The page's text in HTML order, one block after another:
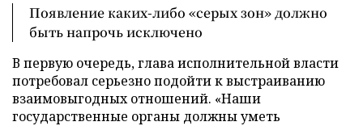
Появление каких-либо «серых зон» должно
быть напрочь исключено
В первую очередь, глава исполнительной власти
потребовал серьезно подойти к выстраиванию
взаимовыгодных отношений. «Наши
государственные органы должны уметь